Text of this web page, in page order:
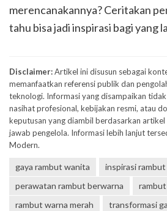
merencanakannya? Ceritakan
tahu bisa jadi inspirasi bagi yang
Disclaimer:Artikel ini disusun sebagai
memanfaatkan referensi publik dan
teknologi. Informasi yang disampaikan
nasihat profesional, kebijakan resmi, atau
keputusan yang diambil berdasarkan
jawab pengelola. Informasi lebih lanjut
Modern.
gaya rambut wanita
inspirasi rambut
perawatan rambut berwarna
rambut warna merah
transformasi